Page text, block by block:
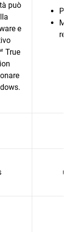
può
e
True